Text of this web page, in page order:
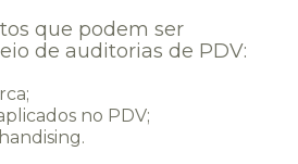
que podem ser
de auditorias de PDV:
no PDV;